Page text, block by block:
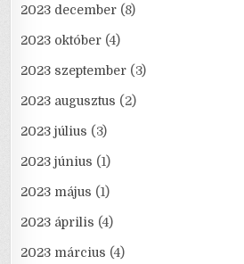
2023 december (8)
2023 október (4)
2023 szeptember (3)
2023 augusztus (2)
2023 július (3)
2023 június (1)
2023 május (1)
2023 április (4)
2023 március (4)